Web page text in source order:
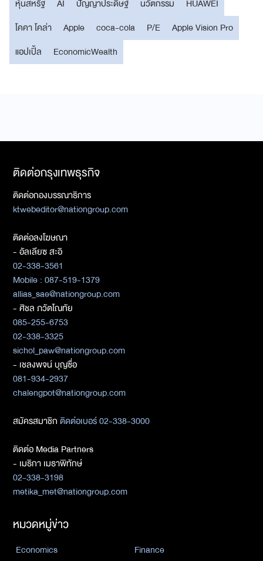
หุ้นสหรัฐ AI ปัญญาประดิษฐ์ นวัตกรรม
HUAWEI
โคคา โคล่า
Apple coca-cola P/E
Apple Vision Pro
แอปเปิ้ล
EconomicWealth
ติดต่อกรุงเทพธุรกิจ
ติดต่อกองบรรณาธิการ
ktwebeditor@nationgroup.com
ติดต่อลงโฆษณา
- อัลเลียซ สะอิ
02-338-3561
Mobile : 087-519-1379
allias_sae@nationgroup.com
- ศิชล ภวัตโณทัย
085-255-6753
02-338-3325
sichol_paw@nationgroup.com
- เชลงพจน์ บุญซื่อ
081-934-2937
chalengpot@nationgroup.com
สมัครสมาชิกติดต่อเบอร์ 02-338-3000
ติดต่อ Media Partners
- เมธิกา เมธาพิทักษ์
02-338-3198
metika_met@nationgroup.com
หมวดหมู่ข่าว
Economics
Finance